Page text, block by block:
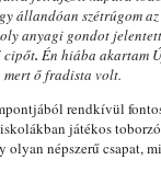
állandóan szétrúgom
anyagi gondot
cipőt. Én hiába akartam
mert ő fradista volt.
rendkívül
játékos
olyan népszerű csapat,